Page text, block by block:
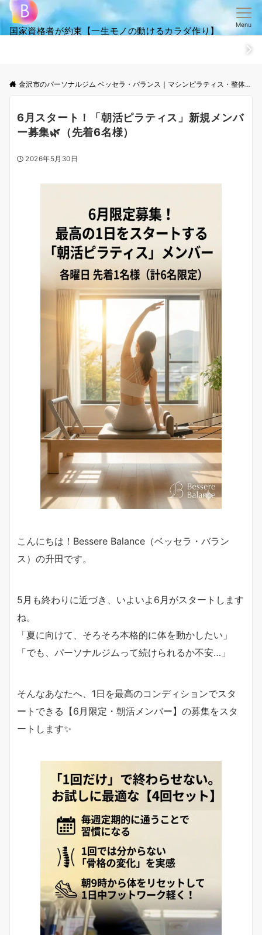
国家資格者が約束【一生モノの動けるカラダ作り】
Menu
ご来店からお帰りまでの
金沢市のパーソナルジム ベッセラ・バランス｜マシンピラティス・整体│根本改善と体幹トレーニング
6月スタート！「朝活ピラティス」新規メンバ
ー募集🌿（先着6名様）
2026年5月30日
こんにちは！Bessere Balance（ベッセラ・バラン
ス）の升田です。
5月も終わりに近づき、いよいよ6月がスタートします
ね。
「夏に向けて、そろそろ本格的に体を動かしたい」
「でも、パーソナルジムって続けられるか不安…」
そんなあなたへ、1日を最高のコンディションでスタ
ートできる【6月限定・朝活メンバー】の募集をスタ
ートします✨